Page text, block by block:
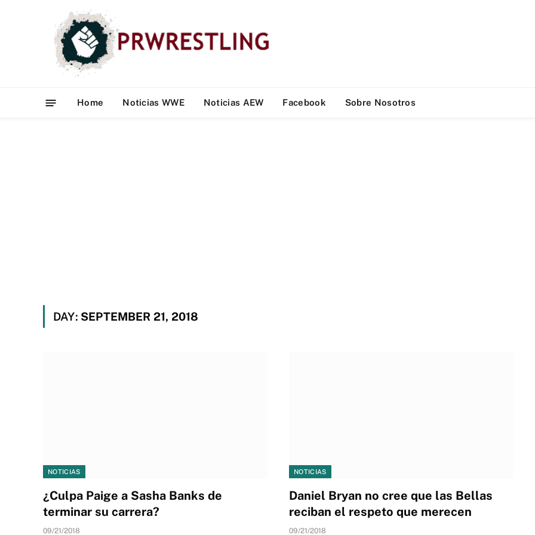
Home Noticias WWE Noticias AEW Facebook Sobre Nosotros
DAY: SEPTEMBER 21, 2018
NOTICIAS
¿Culpa Paige a Sasha Banks de
terminar su carrera?
09/21/2018
NOTICIAS
Daniel Bryan no cree que las Bellas
reciban el respeto que merecen
09/21/2018